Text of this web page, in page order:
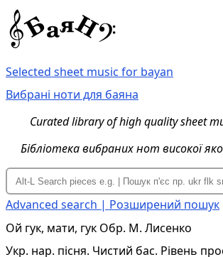
Selected sheet music for bayan
Вибрані ноти для баяна
Curated library of high quality sheet
Бібліотека вибраних нот високої
Advanced search | Розширений пошук
Ой гук, мати, гук Обр. М. Лисенко
Укр. нар. пісня. Чистий бас. Рівень